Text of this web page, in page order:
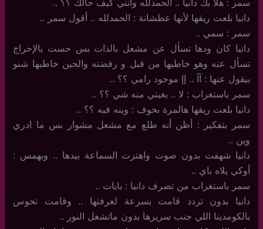
دانيا بلعت ريقها لأنها عطشانة : الحمدلله .. أقول سمر ..
سمر : سمي ..
دانيا كان ودها تسأل عن مشعل بالذات بس حست بالإحراج
تسأل عنه وهو خاطبها من قبل و رفضته والحين خاطبها شنو
بيقول عنها : آآ .. إإ موجود رامي ؟؟ ..
سمر باستغراب : لا .. بغيتي منه شي ؟؟ ..
دانيا بلعت ريقها هالمرة بخوف : وينه فيه ؟؟ ..
سمر بتفكير : أظن أنه طلع مع مشعل مشوار بس ما ادري
وين ..
دانيا شهقت بدون صوت واهتزت السماعة بيدها .. وبهمس :
أوكي يلاه باي ..
سمر باستغراب من تصرف دانيا : بايات ..
دانيا بدون تردد قامت بسرعة لغرفتها .. وقامت تحوس
بالكومدينا اللي جنب سريرها بدون ماتشغل النور ..